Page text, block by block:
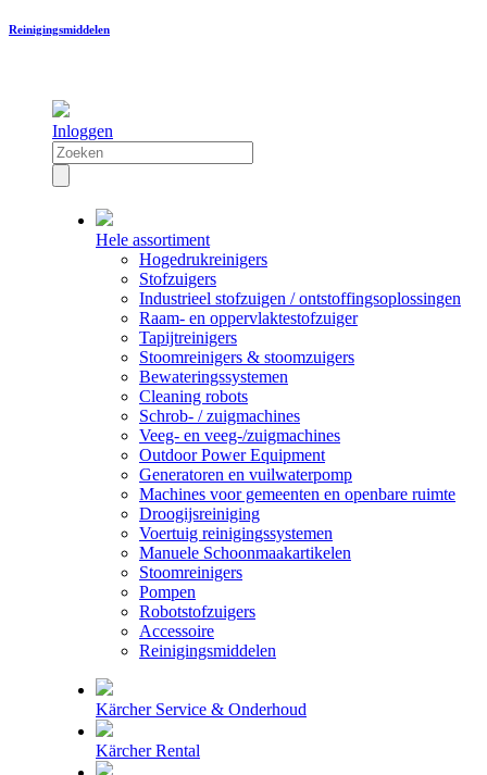
Reinigingsmiddelen
Inloggen
Hele assortiment
Hogedrukreinigers
Stofzuigers
Industrieel stofzuigen / ontstoffingsoplossingen
Raam- en oppervlaktestofzuiger
Tapijtreinigers
Stoomreinigers & stoomzuigers
Bewateringssystemen
Cleaning robots
Schrob- / zuigmachines
Veeg- en veeg-/zuigmachines
Outdoor Power Equipment
Generatoren en vuilwaterpomp
Machines voor gemeenten en openbare ruimte
Droogijsreiniging
Voertuig reinigingssystemen
Manuele Schoonmaakartikelen
Stoomreinigers
Pompen
Robotstofzuigers
Accessoire
Reinigingsmiddelen
Kärcher Service & Onderhoud
Kärcher Rental